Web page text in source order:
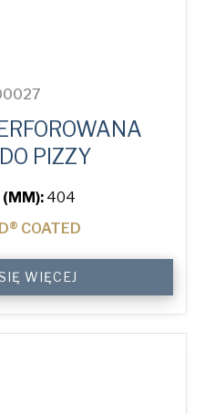
PIZZY
404
COATED
WIĘCEJ